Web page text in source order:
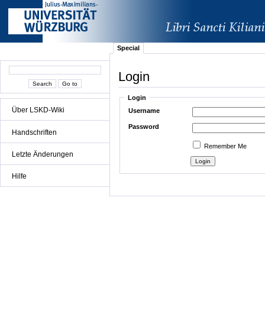
Über LSKD-Wiki
Handschriften
Letzte Änderungen
Hilfe
Special
Login
Login
Username
Password
Remember Me